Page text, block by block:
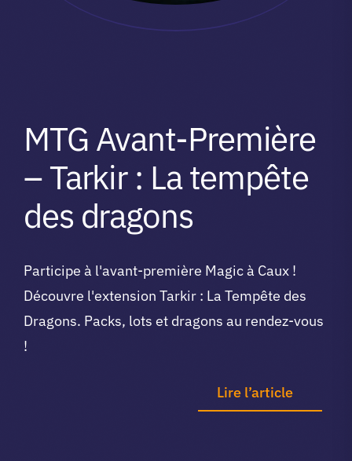
MTG Avant-Première
– Tarkir : La tempête
des dragons
Participe à l'avant-première Magic à Caux !
Découvre l'extension Tarkir : La Tempête des
Dragons. Packs, lots et dragons au rendez-vous
!
Lire l’article